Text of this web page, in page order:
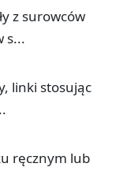
z surowców
s...
linki stosując
ręcznym lub